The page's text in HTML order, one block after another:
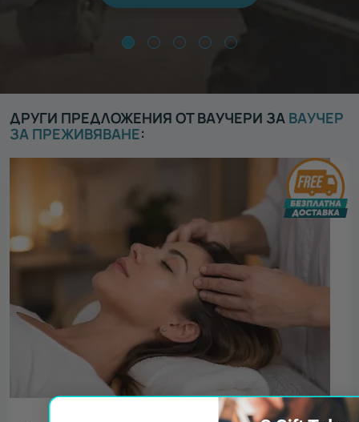
ДРУГИ ПРЕДЛОЖЕНИЯ ОТ ВАУЧЕРИ ЗА ВАУЧЕР
ЗА ПРЕЖИВЯВАНЕ: